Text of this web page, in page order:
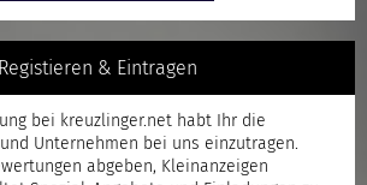
Registieren & Eintragen
bei kreuzlinger.net habt Ihr die
Unternehmen bei uns einzutragen.
abgeben, Kleinanzeigen